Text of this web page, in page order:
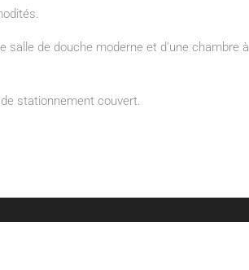
salle de douche moderne et d'une chambre à
stationnement couvert.